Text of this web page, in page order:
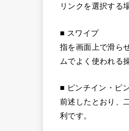
リンクを選択する
■ スワイプ
指を画面上で滑ら
ムでよく使われる
■ ピンチイン・ピ
前述したとおり、
利です。